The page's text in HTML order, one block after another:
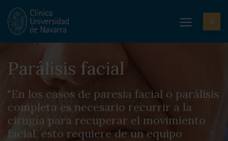
Parálisis facial
"En los casos de paresia facial o parálisis
completa es necesario recurrir a la
cirugía para recuperar el movimiento
facial, esto requiere de un equipo